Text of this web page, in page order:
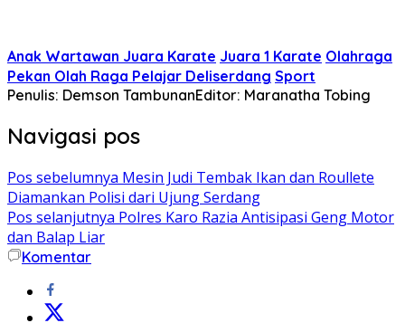
Anak Wartawan Juara Karate Juara 1 Karate Olahraga
Pekan Olah Raga Pelajar Deliserdang Sport
Penulis: Demson TambunanEditor: Maranatha Tobing
Navigasi pos
Pos sebelumnya Mesin Judi Tembak Ikan dan Roullete
Diamankan Polisi dari Ujung Serdang
Pos selanjutnya Polres Karo Razia Antisipasi Geng Motor
dan Balap Liar
Komentar